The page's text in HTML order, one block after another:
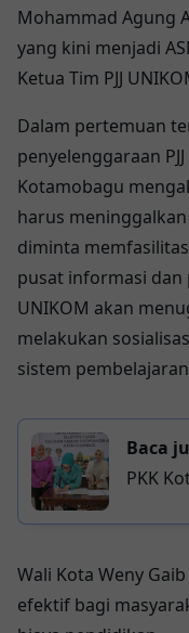
Mohammad Agung
yang kini menjadi
Ketua Tim PJJ
Dalam pertemuan
penyelenggaraan
Kotamobagu
harus
diminta
pusat informasi
UNIKOM akan
melakukan
sistem
Baca
PKK
Anak
Wali Kota Weny
efektif bagi